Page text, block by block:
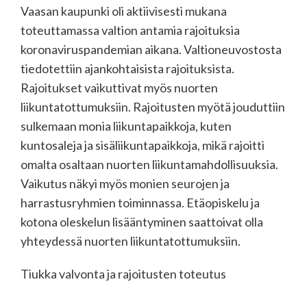
Vaasan kaupunki oli aktiivisesti mukana
toteuttamassa valtion antamia rajoituksia
koronaviruspandemian aikana. Valtioneuvostosta
tiedotettiin ajankohtaisista rajoituksista.
Rajoitukset vaikuttivat myös nuorten
liikuntatottumuksiin. Rajoitusten myötä jouduttiin
sulkemaan monia liikuntapaikkoja, kuten
kuntosaleja ja sisäliikuntapaikkoja, mikä rajoitti
omalta osaltaan nuorten liikuntamahdollisuuksia.
Vaikutus näkyi myös monien seurojen ja
harrastusryhmien toiminnassa. Etäopiskelu ja
kotona oleskelun lisääntyminen saattoivat olla
yhteydessä nuorten liikuntatottumuksiin.
Tiukka valvonta ja rajoitusten toteutus